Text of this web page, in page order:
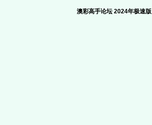
澳彩高手论坛 2024年极速版